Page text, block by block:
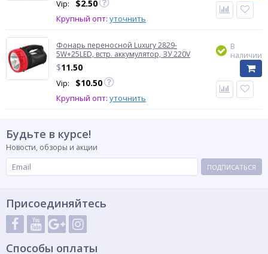
Vip: $2.50
Крупный опт: уточнить
Фонарь переносной Luxury 2829-
5W+25LED, встр. аккумулятор, ЗУ 220V
$11.50
Vip: $10.50
Крупный опт: уточнить
В
наличии
Будьте в курсе!
Новости, обзоры и акции
ПОДПИСАТЬСЯ
Присоединяйтесь
Способы оплаты